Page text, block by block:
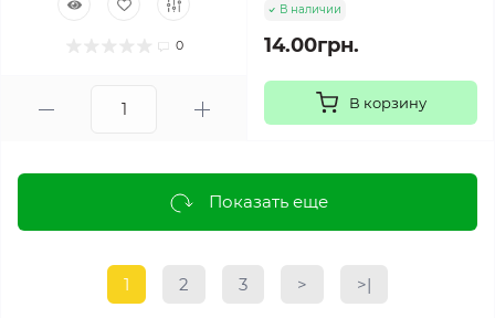
0
В наличии
14.00грн.
В корзину
Показать еще
1 2 3 > >|